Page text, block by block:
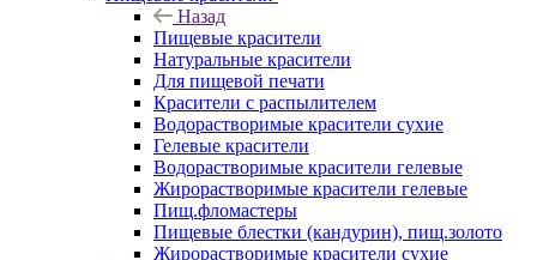
Назад
Пищевые красители
Натуральные красители
Для пищевой печати
Красители с распылителем
Водорастворимые красители сухие
Гелевые красители
Водорастворимые красители гелевые
Жирорастворимые красители гелевые
Пищ.фломастеры
Пищевые блестки (кандурин), пищ.золото
Жирорастворимые красители сухие